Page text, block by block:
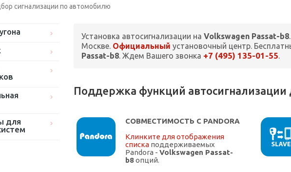
сигнализации по автомобилю
для
Установка автосигнализации на Volkswagen Passat-b8
Москве. Официальный установочный центр.
Passat-b8. Ждем Вашего звонка +7 (495) 135-01-55.
Поддержка функций автосигнализации
СОВМЕСТИМОСТЬ С PANDORA
Клинките для отображения
списка поддерживаемых
Pandora - Volkswagen Passat-
b8опций.